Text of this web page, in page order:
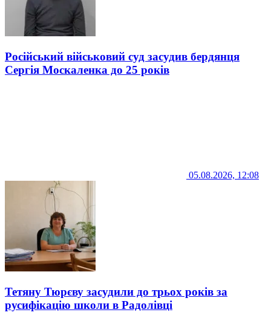
Російський військовий суд засудив бердянця
Сергія Москаленка до 25 років
05.08.2026, 12:08
Тетяну Тюрєву засудили до трьох років за
русифікацію школи в Радолівці